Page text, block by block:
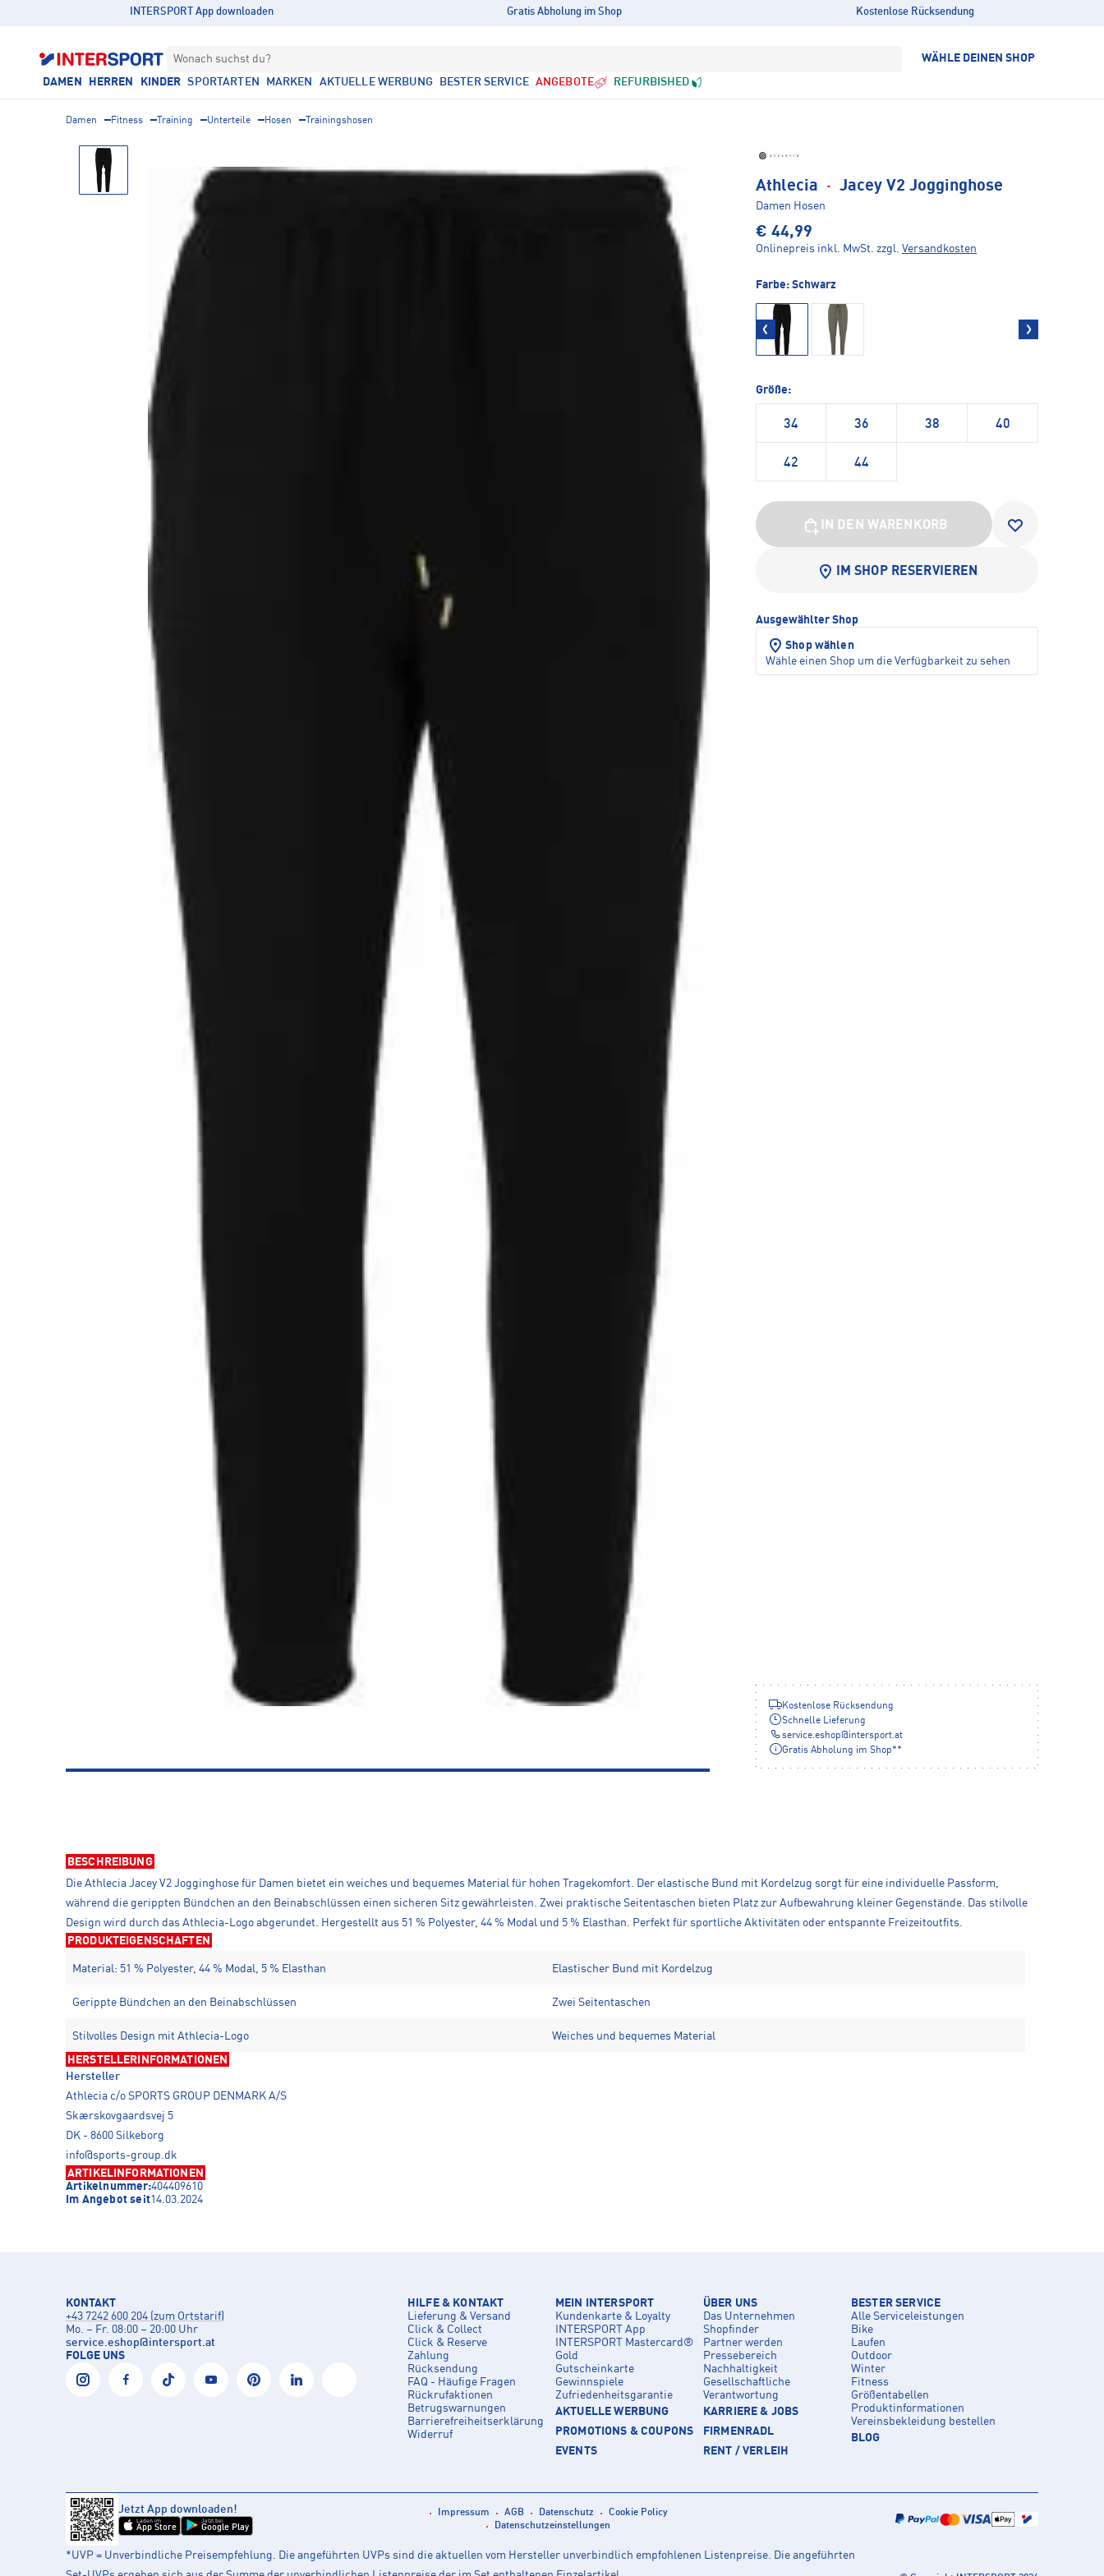
INTERSPORT App downloaden Gratis Abholung im Shop Kostenlose Rücksendung
Wonach suchst du? WÄHLE DEINEN SHOP
DAMEN HERREN KINDER SPORTARTEN MARKEN AKTUELLE WERBUNG BESTER SERVICE ANGEBOTE REFURBISHED
Damen Fitness Training Unterteile Hosen Trainingshosen
Athlecia · Jacey V2 Jogginghose
Damen Hosen
€ 44,99
Onlinepreis inkl. MwSt. zzgl. Versandkosten
Farbe: Schwarz
Größe:
34 36 38 40
42 44
IN DEN WARENKORB
IM SHOP RESERVIEREN
Ausgewählter Shop
Shop wählen
Wähle einen Shop um die Verfügbarkeit zu sehen
Kostenlose Rücksendung
Schnelle Lieferung
service.eshop@intersport.at
Gratis Abholung im Shop**
BESCHREIBUNG
Die Athlecia Jacey V2 Jogginghose für Damen bietet ein weiches und bequemes Material für hohen Tragekomfort. Der elastische Bund mit Kordelzug sorgt für eine individuelle Passform,
während die gerippten Bündchen an den Beinabschlüssen einen sicheren Sitz gewährleisten. Zwei praktische Seitentaschen bieten Platz zur Aufbewahrung kleiner Gegenstände. Das stilvolle
Design wird durch das Athlecia-Logo abgerundet. Hergestellt aus 51 % Polyester, 44 % Modal und 5 % Elasthan. Perfekt für sportliche Aktivitäten oder entspannte Freizeitoutfits.
PRODUKTEIGENSCHAFTEN
Material: 51 % Polyester, 44 % Modal, 5 % Elasthan Elastischer Bund mit Kordelzug
Gerippte Bündchen an den Beinabschlüssen Zwei Seitentaschen
Stilvolles Design mit Athlecia-Logo Weiches und bequemes Material
HERSTELLERINFORMATIONEN
Hersteller
Athlecia c/o SPORTS GROUP DENMARK A/S
Skærskovgaardsvej 5
DK - 8600 Silkeborg
info@sports-group.dk
ARTIKELINFORMATIONEN
Artikelnummer:404409610
Im Angebot seit14.03.2024
KONTAKT
+43 7242 600 204 (zum Ortstarif)
Mo. – Fr. 08:00 – 20:00 Uhr
service.eshop@intersport.at
FOLGE UNS
HILFE & KONTAKT
Lieferung & Versand
Click & Collect
Click & Reserve
Zahlung
Rücksendung
FAQ - Häufige Fragen
Rückrufaktionen
Betrugswarnungen
Barrierefreiheitserklärung
Widerruf
MEIN INTERSPORT
Kundenkarte & Loyalty
INTERSPORT App
INTERSPORT Mastercard®
Gold
Gutscheinkarte
Gewinnspiele
Zufriedenheitsgarantie
AKTUELLE WERBUNG
PROMOTIONS & COUPONS
EVENTS
ÜBER UNS
Das Unternehmen
Shopfinder
Partner werden
Pressebereich
Nachhaltigkeit
Gesellschaftliche
Verantwortung
KARRIERE & JOBS
FIRMENRADL
RENT / VERLEIH
BESTER SERVICE
Alle Serviceleistungen
Bike
Laufen
Outdoor
Winter
Fitness
Größentabellen
Produktinformationen
Vereinsbekleidung bestellen
BLOG
Jetzt App downloaden!
Laden im
App Store
Jetzt bei
Google Play
Impressum AGB Datenschutz
Cookie Policy
Datenschutzeinstellungen
*UVP = Unverbindliche Preisempfehlung. Die angeführten UVPs sind die aktuellen vom Hersteller unverbindlich empfohlenen Listenpreise. Die angeführten